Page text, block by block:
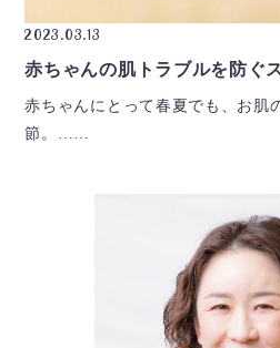
2023.03.13
赤ちゃんの肌トラブルを防ぐ
赤ちゃんにとって春夏でも、お肌
節。……